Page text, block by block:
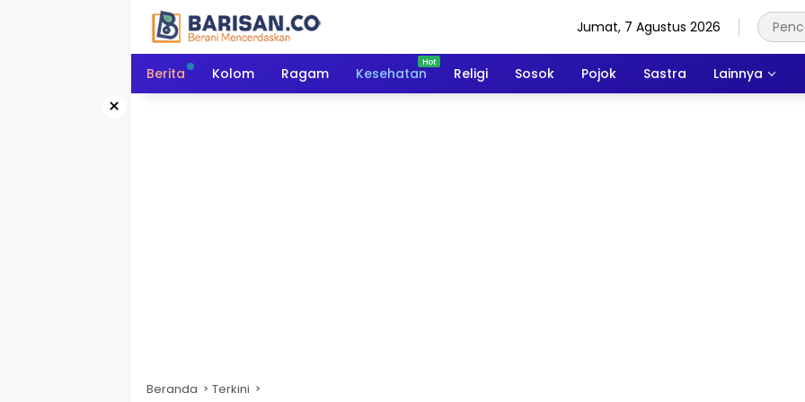
Jumat, 7 Agustus 2026
Berita Kolom Ragam Kesehatan Religi Sosok Pojok Sastra Lainnya
×
Beranda Terkini